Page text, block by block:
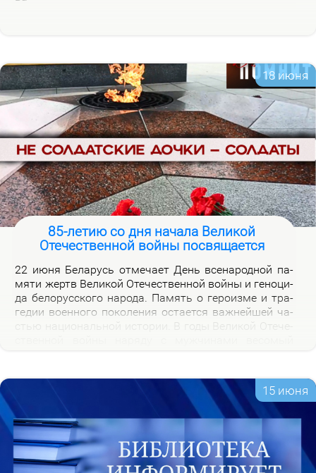
18 июня
85-летию со дня начала Великой
Отечественной войны посвящается
22 июня Бе­ла­русь от­ме­ча­ет День все­на­род­ной па­
мя­ти жертв Ве­ли­кой Оте­че­ствен­ной вой­ны и ге­но­ци­
да бе­ло­рус­ско­го на­ро­да. Па­мять о ге­ро­из­ме и тра­
ге­дии во­ен­но­го по­ко­ле­ния оста­ет­ся важ­ней­шей ча­
ских от­ря­дах.
15 июня